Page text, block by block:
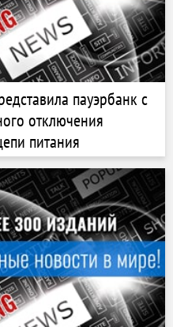
пауэрбанк с
отключения
питания